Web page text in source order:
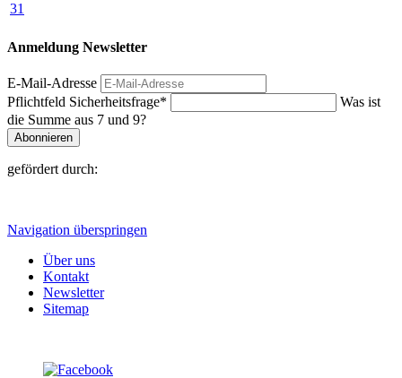
31
Anmeldung Newsletter
E-Mail-Adresse
Pflichtfeld Sicherheitsfrage*
Was ist
die Summe aus 7 und 9?
Abonnieren
gefördert durch:
Navigation überspringen
Über uns
Kontakt
Newsletter
Sitemap